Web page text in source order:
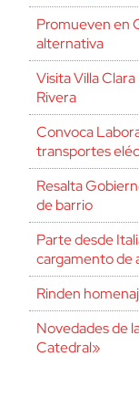
Promueven en
alternativa
Visita Villa
Rivera
Convoca
transportes
Resalta
de barrio
Parte desde
cargamento de
Rinden
Novedades de
Catedral»